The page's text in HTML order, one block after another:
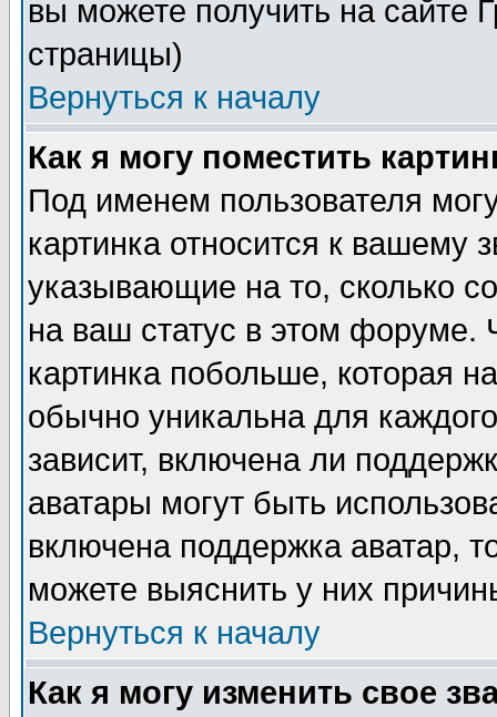
вы можете получить на сайте
страницы)
Вернуться к началу
Как я могу поместить
Под именем пользователя
картинка относится к вашему
указывающие на то, сколько
на ваш статус в этом форуме.
картинка побольше, которая
обычно уникальна для
зависит, включена ли
аватары могут быть
включена поддержка аватар,
можете выяснить у них
Вернуться к началу
Как я могу изменить свое